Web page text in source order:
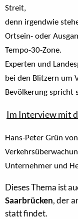
Streit,
denn irgendwie
Ortsein- oder
Tempo-30-Zone.
Experten und
bei den Blitzern um
Bevölkerung spricht
Im Interview mit
Hans-Peter Grün
Unternehmer und
Dieses Thema ist
Saarbrücken, der
statt findet.